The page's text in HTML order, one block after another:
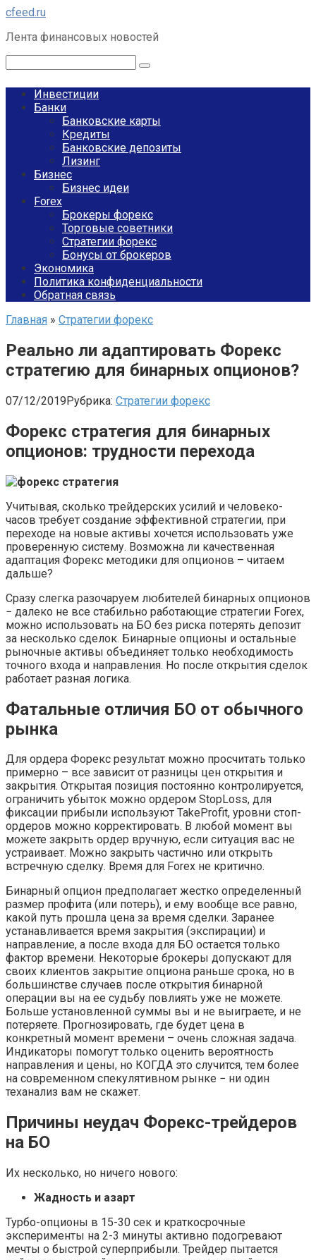
Перейти
контенту
cfeed.ru
Лента финансовых новостей
Инвестиции
Банки
Банковские карты
Кредиты
Банковские депозиты
Лизинг
Бизнес
Бизнес идеи
Forex
Брокеры форекс
Торговые советники
Стратегии форекс
Бонусы от брокеров
Экономика
Политика конфиденциальности
Обратная связь
Главная » Стратегии форекс
Реально ли адаптировать Форекс
стратегию для бинарных опционов?
07/12/2019Рубрика: Стратегии форекс
Форекс стратегия для бинарных
опционов: трудности перехода
Учитывая, сколько трейдерских усилий и человеко-
часов требует создание эффективной стратегии, при
переходе на новые активы хочется использовать уже
проверенную систему. Возможна ли качественная
адаптация Форекс методики для опционов – читаем
дальше?
Сразу слегка разочаруем любителей бинарных опционов
− далеко не все стабильно работающие стратегии Forex,
можно использовать на БО без риска потерять депозит
за несколько сделок. Бинарные опционы и остальные
рыночные активы объединяет только необходимость
точного входа и направления. Но после открытия сделок
работает разная логика.
Фатальные отличия БО от обычного
рынка
Для ордера Форекс результат можно просчитать только
примерно – все зависит от разницы цен открытия и
закрытия. Открытая позиция постоянно контролируется,
ограничить убыток можно ордером StopLoss, для
фиксации прибыли используют TakeProfit, уровни стоп-
ордеров можно корректировать. В любой момент вы
можете закрыть ордер вручную, если ситуация вас не
устраивает. Можно закрыть частично или открыть
встречную сделку. Время для Forex не критично.
Бинарный опцион предполагает жестко определенный
размер профита (или потерь), и ему вообще все равно,
какой путь прошла цена за время сделки. Заранее
устанавливается время закрытия (экспирации) и
направление, а после входа для БО остается только
фактор времени. Некоторые брокеры допускают для
своих клиентов закрытие опциона раньше срока, но в
большинстве случаев после открытия бинарной
операции вы на ее судьбу повлиять уже не можете.
Больше установленной суммы вы и не выиграете, и не
потеряете. Прогнозировать, где будет цена в
конкретный момент времени – очень сложная задача.
Индикаторы помогут только оценить вероятность
направления и цены, но КОГДА это случится, тем более
на современном спекулятивном рынке − ни один
теханализ вам не скажет.
Причины неудач Форекс-трейдеров
на БО
Их несколько, но ничего нового:
Жадность и азарт
Турбо-опционы в 15-30 сек и краткосрочные
эксперименты на 2-3 минуты активно подогревают
мечты о быстрой суперприбыли. Трейдер пытается